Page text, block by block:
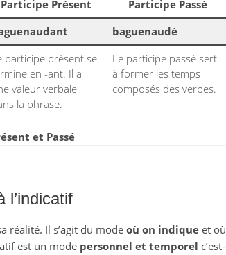
Participe Présent
Participe Passé
baguenaudé
participe présent se
en -ant. Il a
valeur verbale
la phrase.
Le participe passé sert
à former les temps
composés des verbes.
et Passé
l’indicatif
réalité. Il s’agit du mode où on indiqueet où
est un mode personnel et temporel c’est-